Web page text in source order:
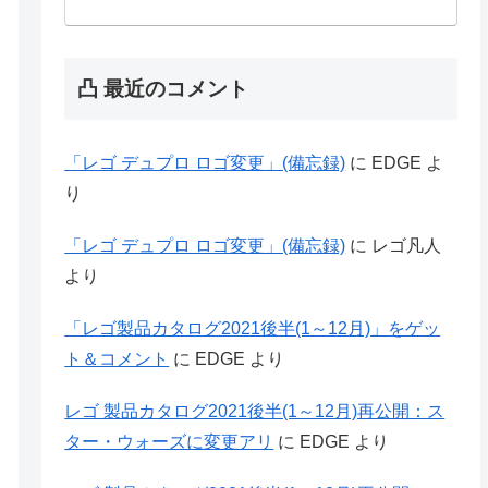
凸 最近のコメント
「レゴ デュプロ ロゴ変更」(備忘録) に EDGE よ
り
「レゴ デュプロ ロゴ変更」(備忘録) に レゴ凡人
より
「レゴ製品カタログ2021後半(1～12月)」をゲッ
ト＆コメント に EDGE より
レゴ 製品カタログ2021後半(1～12月)再公開：ス
ター・ウォーズに変更アリ に EDGE より